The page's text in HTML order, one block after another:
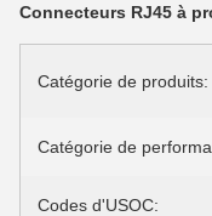
Connecteurs RJ45 à
Catégorie de produits:
Catégorie de
Codes d'USOC: